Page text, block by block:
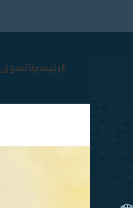
الرئيسيةتسوق